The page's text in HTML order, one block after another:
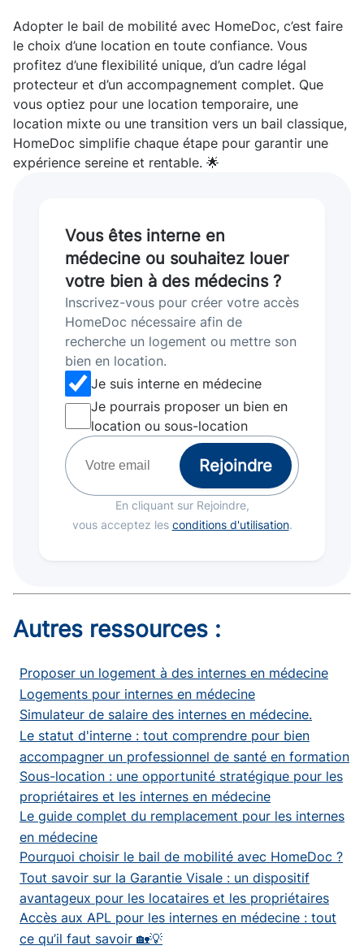
Adopter le bail de mobilité avec HomeDoc, c’est faire
le choix d’une location en toute confiance. Vous
profitez d’une flexibilité unique, d’un cadre légal
protecteur et d’un accompagnement complet. Que
vous optiez pour une location temporaire, une
location mixte ou une transition vers un bail classique,
HomeDoc simplifie chaque étape pour garantir une
expérience sereine et rentable. 🌟
Vous êtes interne en
médecine ou souhaitez louer
votre bien à des médecins ?
Inscrivez-vous pour créer votre accès
HomeDoc nécessaire afin de
recherche un logement ou mettre son
bien en location.
Je suis interne en médecine
Je pourrais proposer un bien en
location ou sous-location
Rejoindre
En cliquant sur Rejoindre,
vous acceptez les conditions d'utilisation.
Autres ressources :
Proposer un logement à des internes en médecine
Logements pour internes en médecine
Simulateur de salaire des internes en médecine.
Le statut d'interne : tout comprendre pour bien
accompagner un professionnel de santé en formation
Sous-location : une opportunité stratégique pour les
propriétaires et les internes en médecine
Le guide complet du remplacement pour les internes
en médecine
Pourquoi choisir le bail de mobilité avec HomeDoc ?
Tout savoir sur la Garantie Visale : un dispositif
avantageux pour les locataires et les propriétaires
Accès aux APL pour les internes en médecine : tout
ce qu’il faut savoir 🏡💡